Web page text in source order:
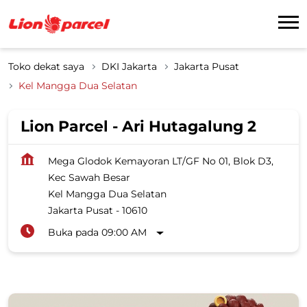
Toko dekat saya DKI Jakarta
Jakarta Pusat
Kel Mangga Dua Selatan
Lion Parcel - Ari Hutagalung 2
Mega Glodok Kemayoran LT/GF No 01, Blok D3,
Kec Sawah Besar
Kel Mangga Dua Selatan
Jakarta Pusat - 10610
Buka pada 09:00 AM